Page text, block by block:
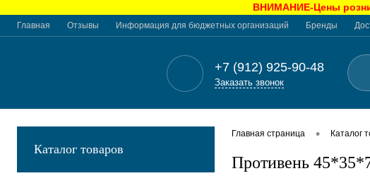
ВНИМАНИЕ-Цены
Главная Отзывы Информация для бюджетных организаций Бренды
+7 (912) 925-90-48
Заказать звонок
Каталог товаров
Главная страница • Каталог
Противень